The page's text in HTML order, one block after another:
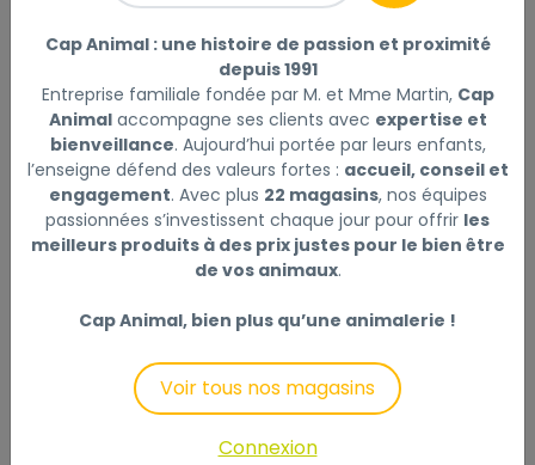
Laisser un avis
Aliment complet pour chiots, de grandes races.
Formulé avec des antioxydants naturels, des
matières premières végétales non OGM et ne
contient ni colorants, ni conservateurs, ni arômes
artificiels. Fabriqué en Bretagne. Protéines animales
déshydratées 28% (volaille, porc). Maïs. Riz. Graisse de
porc. Fibres de pomme. Poissons déshydratés.
Graines de lin (3,5%). Hydrolysats de protéines
animales. Levure de bière. Huile de coco. Œuf. Huile de
poisson (0,5%). Autolysats de poissons (0,4%). Fibres
de psyllium. Sel de mer. Fructo-oligosaccharides.
Peptides marins (0,04%) (collagène hydrolysé de
Cap Animal : une histoire de passion et proximité
depuis 1991
Entreprise familiale fondée par M. et Mme Martin, Cap
Animalaccompagne ses clients avec expertise et
bienveillance. Aujourd’hui portée par leurs enfants,
l’enseigne défend des valeurs fortes : accueil, conseil et
engagement. Avec plus 22 magasins, nos équipes
passionnées s’investissent chaque jour pour offrir les
meilleurs produits à des prix justes pour le bien être
de vos animaux.
Cap Animal, bien plus qu’une animalerie !
Voir tous nos magasins
Connexion